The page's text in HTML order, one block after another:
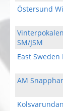
Östersund
SM/JSM
East Sweden
AM
Kolsvarundan